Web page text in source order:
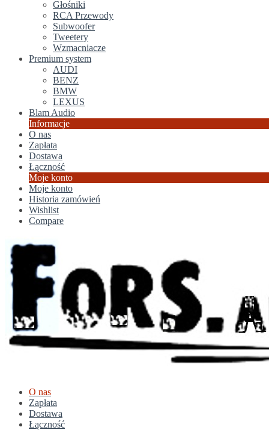
Głośniki
RCA Przewody
Subwoofer
Tweetery
Wzmacniacze
Premium system
AUDI
BENZ
BMW
LEXUS
Blam Audio
Informacje
O nas
Zapłata
Dostawa
Łączność
Moje konto
Moje konto
Historia zamówień
Wishlist
Compare
O nas
Zapłata
Dostawa
Łączność